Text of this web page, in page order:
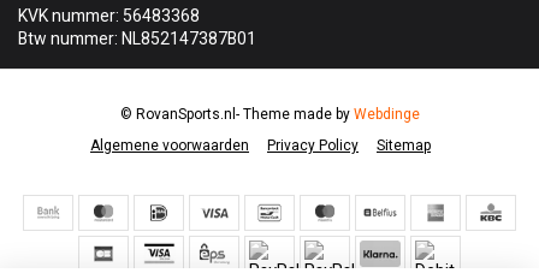
KVK nummer: 56483368
Btw nummer: NL852147387B01
Algemene voorwaarden Privacy Policy Sitemap
© RovanSports.nl- Theme made byWebdinge